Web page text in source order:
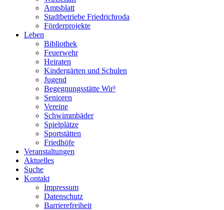
Amtsblatt
Stadtbetriebe Friedrichroda
Förderprojekte
Leben
Bibliothek
Feuerwehr
Heiraten
Kindergärten und Schulen
Jugend
Begegnungsstätte Wir³
Senioren
Vereine
Schwimmbäder
Spielplätze
Sportstätten
Friedhöfe
Veranstaltungen
Aktuelles
Suche
Kontakt
Impressum
Datenschutz
Barrierefreiheit